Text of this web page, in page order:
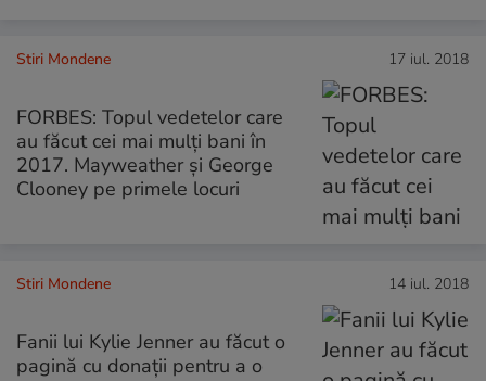
Stiri Mondene 17 iul. 2018
FORBES: Topul vedetelor care
au făcut cei mai mulți bani în
2017. Mayweather și George
Clooney pe primele locuri
Stiri Mondene 14 iul. 2018
Fanii lui Kylie Jenner au făcut o
pagină cu donații pentru a o